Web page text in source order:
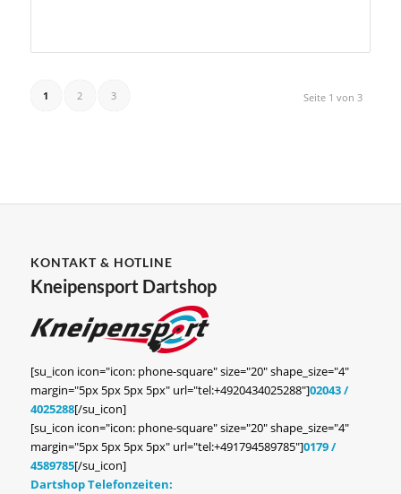
Seite 1 von 3
1 2 3
KONTAKT & HOTLINE
Kneipensport Dartshop
[su_icon icon="icon: phone-square" size="20" shape_size="4"
margin="5px 5px 5px 5px" url="tel:+4920434025288"]02043 /
4025288[/su_icon]
[su_icon icon="icon: phone-square" size="20" shape_size="4"
margin="5px 5px 5px 5px" url="tel:+491794589785"]0179 /
4589785[/su_icon]
Dartshop Telefonzeiten: